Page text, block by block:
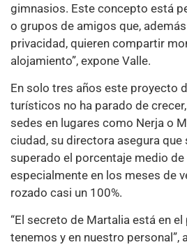
gimnasios. Este concepto está
o grupos de amigos que,
privacidad, quieren compartir
alojamiento”, expone Valle.
En solo tres años este proyecto
turísticos no ha parado de
sedes en lugares como Nerja o
ciudad, su directora asegura que
superado el porcentaje medio
especialmente en los meses de
rozado casi un 100%.
“El secreto de Martalia está en
tenemos y en nuestro personal”,